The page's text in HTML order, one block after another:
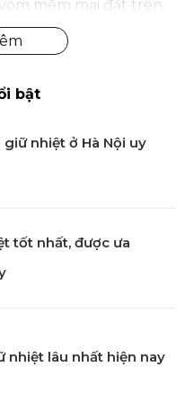
mềm mại đặt trên
nhấn thị giác tinh
giản mà hiện đại,
lung linh và cuốn hút
vang
loại rượu vang đỏ,
hương thơm và cấu
mang lại trải nghiệm
và phục vụ rượu vang
đình, nhà hàng, khách
bật
nhiệt ở Hà Nội uy
tốt nhất, được ưa
nhiệt lâu nhất hiện nay